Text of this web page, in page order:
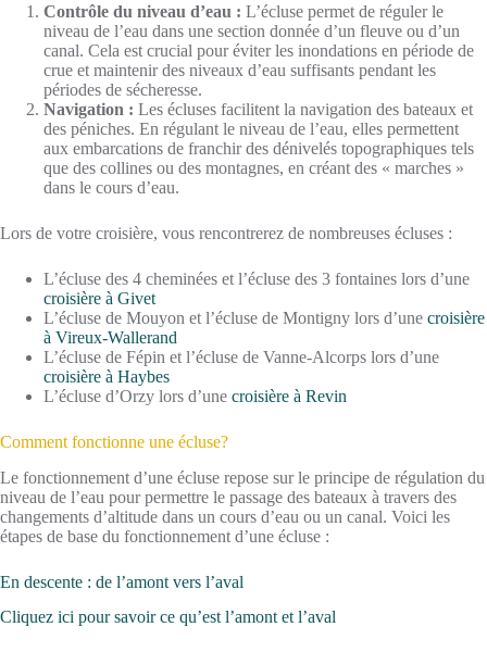
Contrôle du niveau d’eau : L’écluse permet de réguler le
niveau de l’eau dans une section donnée d’un fleuve ou d’un
canal. Cela est crucial pour éviter les inondations en période de
crue et maintenir des niveaux d’eau suffisants pendant les
périodes de sécheresse.
Navigation : Les écluses facilitent la navigation des bateaux et
des péniches. En régulant le niveau de l’eau, elles permettent
aux embarcations de franchir des dénivelés topographiques tels
que des collines ou des montagnes, en créant des « marches »
dans le cours d’eau.
Lors de votre croisière, vous rencontrerez de nombreuses écluses :
L’écluse des 4 cheminées et l’écluse des 3 fontaines lors d’une
croisière à Givet
L’écluse de Mouyon et l’écluse de Montigny lors d’une croisière
à Vireux-Wallerand
L’écluse de Fépin et l’écluse de Vanne-Alcorps lors d’une
croisière à Haybes
L’écluse d’Orzy lors d’une croisière à Revin
Comment fonctionne une écluse?
Le fonctionnement d’une écluse repose sur le principe de régulation du
niveau de l’eau pour permettre le passage des bateaux à travers des
changements d’altitude dans un cours d’eau ou un canal. Voici les
étapes de base du fonctionnement d’une écluse :
En descente : de l’amont vers l’aval
Cliquez ici pour savoir ce qu’est l’amont et l’aval